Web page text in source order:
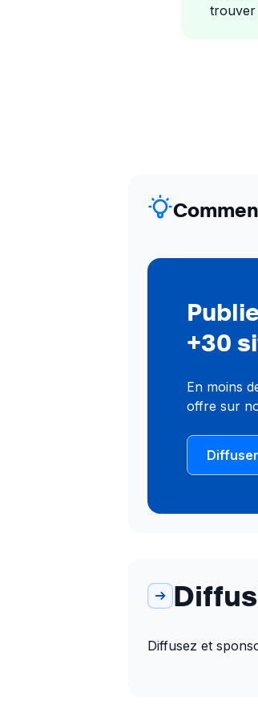
+30
En moins
offre sur
Diffusez et